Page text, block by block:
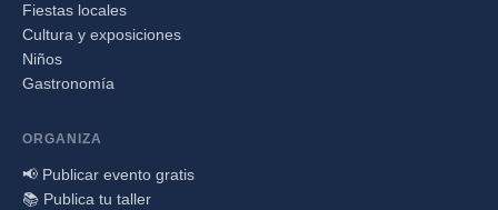
Fiestas locales
Cultura y exposiciones
Niños
Gastronomía
ORGANIZA
📢 Publicar evento gratis
📚 Publica tu taller